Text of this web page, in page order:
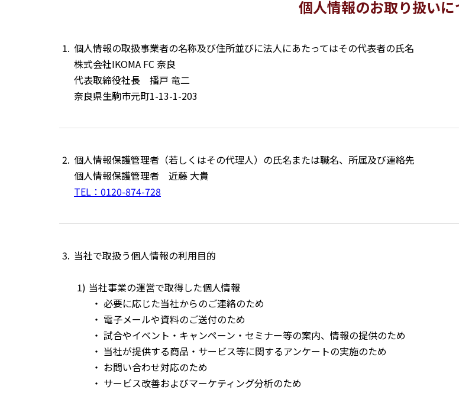
個人情報のお取り扱いに
個人情報の取扱事業者の名称及び住所並びに法人にあたってはその代表者の氏名
株式会社IKOMA FC 奈良
代表取締役社長 播戸 竜二
奈良県生駒市元町1-13-1-203
個人情報保護管理者（若しくはその代理人）の氏名または職名、所属及び連絡先
個人情報保護管理者 近藤 大貴
TEL：0120-874-728
当社で取扱う個人情報の利用目的
当社事業の運営で取得した個人情報
必要に応じた当社からのご連絡のため
電子メールや資料のご送付のため
試合やイベント・キャンペーン・セミナー等の案内、情報の提供のため
当社が提供する商品・サービス等に関するアンケートの実施のため
お問い合わせ対応のため
サービス改善およびマーケティング分析のため